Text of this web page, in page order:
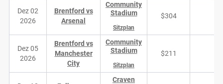
Dez 02
2026
Brentford vs
Arsenal
Community
Stadium
Sitzplan
$304
Dez 05
2026
Brentford vs
Manchester
City
Community
Stadium
Sitzplan
$211
Craven